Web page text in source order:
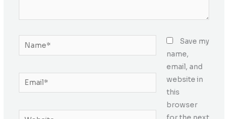
Name*
Email*
Website
Save my
name,
email, and
website in
this
browser